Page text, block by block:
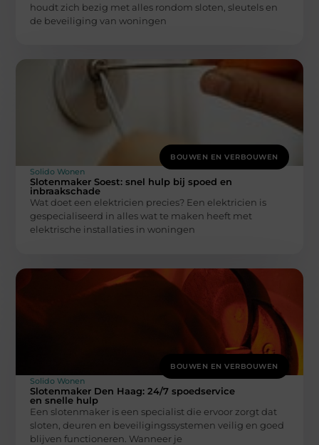
houdt zich bezig met alles rondom sloten, sleutels en
de beveiliging van woningen
BOUWEN EN VERBOUWEN
Solido Wonen
Slotenmaker Soest: snel hulp bij spoed en
inbraakschade
Wat doet een elektricien precies? Een elektricien is
gespecialiseerd in alles wat te maken heeft met
elektrische installaties in woningen
BOUWEN EN VERBOUWEN
Solido Wonen
Slotenmaker Den Haag: 24/7 spoedservice
en snelle hulp
Een slotenmaker is een specialist die ervoor zorgt dat
sloten, deuren en beveiligingssystemen veilig en goed
blijven functioneren. Wanneer je